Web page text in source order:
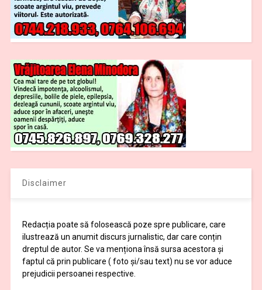
Disclaimer
Redacția poate să folosească poze spre publicare, care
ilustrează un anumit discurs jurnalistic, dar care conțin
dreptul de autor. Se va menționa însă sursa acestora și
faptul că prin publicare ( foto și/sau text) nu se vor aduce
prejudicii persoanei respective.